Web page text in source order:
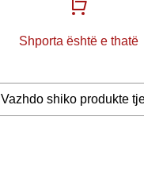
Shporta është e thatë
Vazhdo shiko produkte